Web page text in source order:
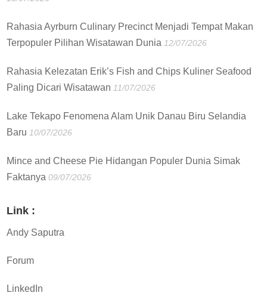
Rahasia Ayrburn Culinary Precinct Menjadi Tempat Makan
Terpopuler Pilihan Wisatawan Dunia 12/07/2026
Rahasia Kelezatan Erik’s Fish and Chips Kuliner Seafood
Paling Dicari Wisatawan 11/07/2026
Lake Tekapo Fenomena Alam Unik Danau Biru Selandia
Baru 10/07/2026
Mince and Cheese Pie Hidangan Populer Dunia Simak
Faktanya 09/07/2026
Link :
Andy Saputra
Forum
LinkedIn